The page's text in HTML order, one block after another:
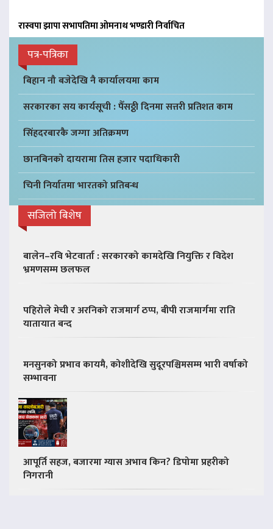
रास्वपा झापा सभापतिमा ओमनाथ भण्डारी निर्वाचित
पत्र-पत्रिका
बिहान नौ बजेदेखि नै कार्यालयमा काम
सरकारका सय कार्यसूची : पैँसठ्ठी दिनमा सत्तरी प्रतिशत काम
सिंहदरबारकै जग्गा अतिक्रमण
छानबिनको दायरामा तिस हजार पदाधिकारी
चिनी निर्यातमा भारतको प्रतिबन्ध
सजिलो बिशेष
बालेन–रवि भेटवार्ता : सरकारको कामदेखि नियुक्ति र विदेश
भ्रमणसम्म छलफल
पहिरोले मेची र अरनिको राजमार्ग ठप्प, बीपी राजमार्गमा राति
यातायात बन्द
मनसुनको प्रभाव कायमै, कोशीदेखि सुदूरपश्चिमसम्म भारी वर्षाको
सम्भावना
आपूर्ति सहज, बजारमा ग्यास अभाव किन? डिपोमा प्रहरीको
निगरानी